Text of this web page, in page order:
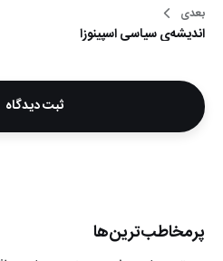
بعدی
اندیشه‌ی سیاسی اسپینوزا
ثبت دیدگاه
پرمخاطب‌ترین‌ها